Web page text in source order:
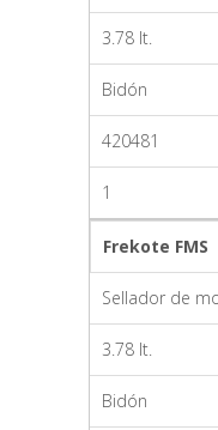
3.78 lt.
Bidón
420481
1
Frekote FMS
Sellador de
3.78 lt.
Bidón